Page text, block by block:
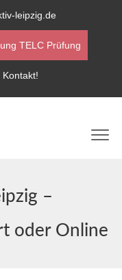
leipzig.de
TELC Prüfung
Kontakt!
–
oder Online